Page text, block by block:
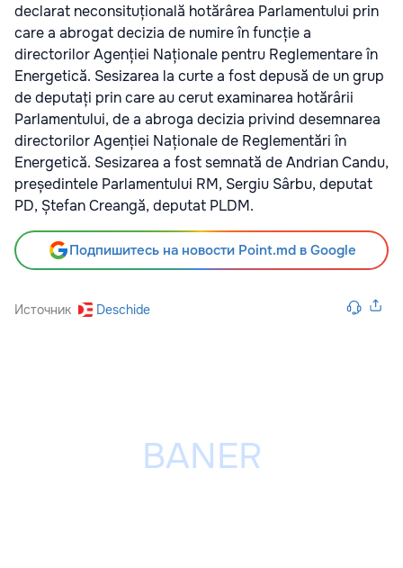
declarat neconsituțională hotărârea Parlamentului prin
care a abrogat decizia de numire în funcție a
directorilor Agenției Naționale pentru Reglementare în
Energetică. Sesizarea la curte a fost depusă de un grup
de deputați prin care au cerut examinarea hotărârii
Parlamentului, de a abroga decizia privind desemnarea
directorilor Agenției Naționale de Reglementări în
Energetică. Sesizarea a fost semnată de Andrian Candu,
președintele Parlamentului RM, Sergiu Sârbu, deputat
PD, Ștefan Creangă, deputat PLDM.
Подпишитесь на новости Point.md в Google
Источник Deschide